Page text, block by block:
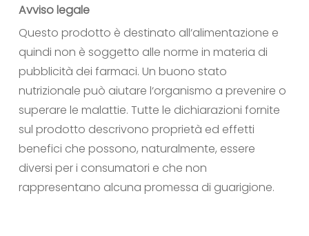
Avviso legale
Questo prodotto è destinato all‘alimentazione e
quindi non è soggetto alle norme in materia di
pubblicità dei farmaci. Un buono stato
nutrizionale può aiutare l‘organismo a prevenire o
superare le malattie. Tutte le dichiarazioni fornite
sul prodotto descrivono proprietà ed effetti
benefici che possono, naturalmente, essere
diversi per i consumatori e che non
rappresentano alcuna promessa di guarigione.